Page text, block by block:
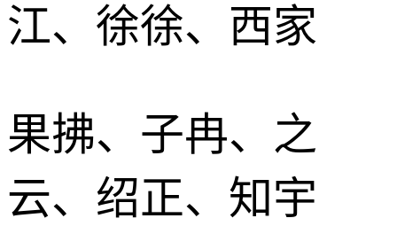
江、徐徐、西家
果拂、子冉、之
云、绍正、知宇